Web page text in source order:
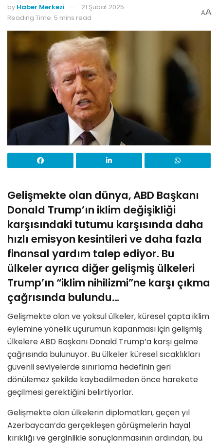
by Haber Merkezi
21 Şubat 2025
Reading Time: 5 mins read
AA
Gelişmekte olan dünya, ABD Başkanı
Donald Trump’ın iklim değişikliği
karşısındaki tutumu karşısında daha
hızlı emisyon kesintileri ve daha fazla
finansal yardım talep ediyor. Bu
ülkeler ayrıca diğer gelişmiş ülkeleri
Trump’ın “iklim nihilizmi”ne karşı çıkma
çağrısında bulundu…
Gelişmekte olan ve yoksul ülkeler, küresel çapta iklim
eylemine yönelik uçurumun kapanması için gelişmiş
ülkelere ABD Başkanı Donald Trump’a karşı gelme
çağrısında bulunuyor. Bu ülkeler küresel sıcaklıkları
güvenli seviyelerde sınırlama hedefinin geri
dönülemez şekilde kaybedilmeden önce harekete
geçilmesi gerektiğini belirtiyorlar.
Gelişmekte olan ülkelerin diplomatları, geçen yıl
Azerbaycan’da gerçekleşen görüşmelerin hayal
kırıklığı ve gerginlikle sonuçlanmasının ardından, bu